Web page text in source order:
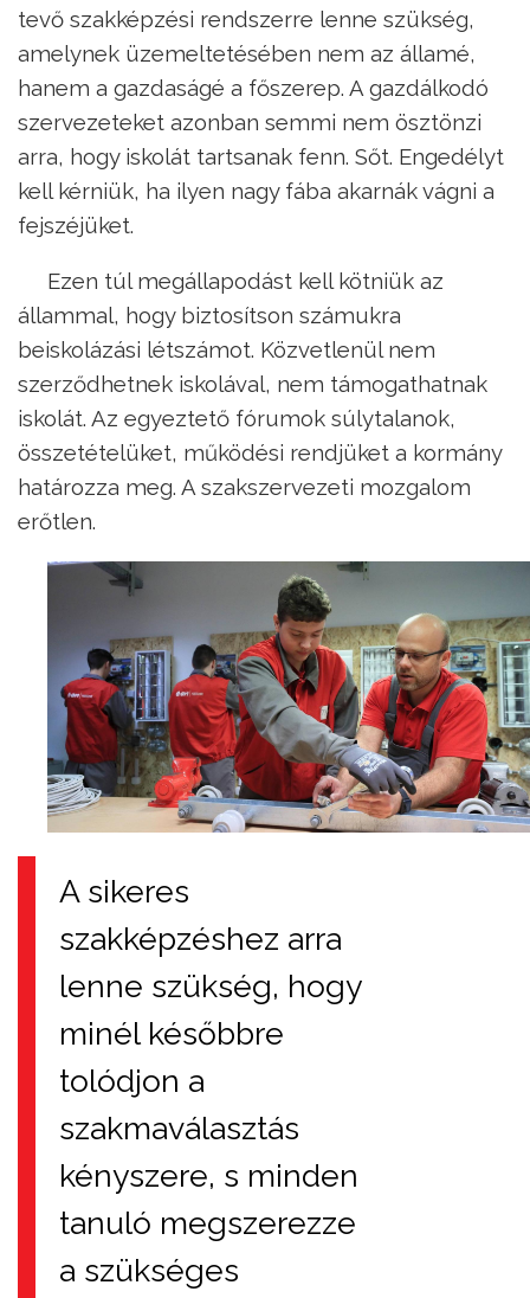
tevő szakképzési rendszerre lenne szükség,
amelynek üzemeltetésében nem az államé,
hanem a gazdaságé a főszerep. A gazdálkodó
szervezeteket azonban semmi nem ösztönzi
arra, hogy iskolát tartsanak fenn. Sőt. Engedélyt
kell kérniük, ha ilyen nagy fába akarnák vágni a
fejszéjüket.
Ezen túl megállapodást kell kötniük az
állammal, hogy biztosítson számukra
beiskolázási létszámot. Közvetlenül nem
szerződhetnek iskolával, nem támogathatnak
iskolát. Az egyeztető fórumok súlytalanok,
összetételüket, működési rendjüket a kormány
határozza meg. A szakszervezeti mozgalom
erőtlen.
A sikeres
szakképzéshez arra
lenne szükség, hogy
minél későbbre
tolódjon a
szakmaválasztás
kényszere, s minden
tanuló megszerezze
a szükséges